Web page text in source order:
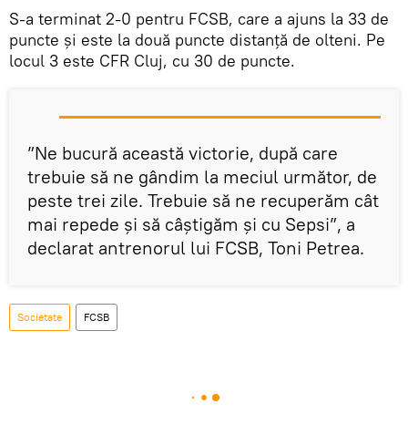
S-a terminat 2-0 pentru FCSB, care a ajuns la 33 de
puncte și este la două puncte distanță de olteni. Pe
locul 3 este CFR Cluj, cu 30 de puncte.
”Ne bucură această victorie, după care
trebuie să ne gândim la meciul următor, de
peste trei zile. Trebuie să ne recuperăm cât
mai repede și să câștigăm și cu Sepsi”, a
declarat antrenorul lui FCSB, Toni Petrea.
Societate FCSB